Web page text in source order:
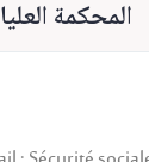
المحكمة العليا